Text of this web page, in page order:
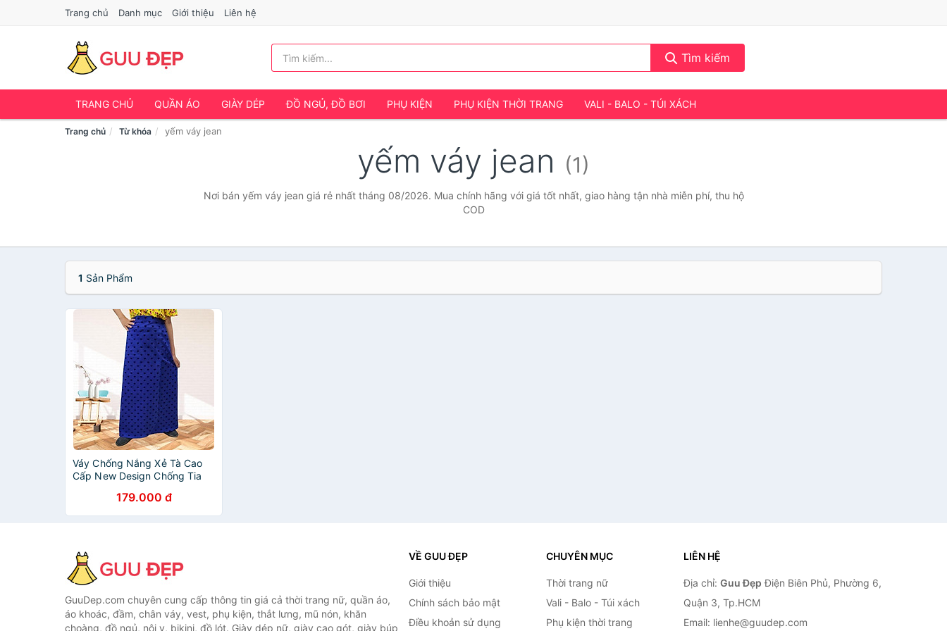
Trang chủ Danh mục Giới thiệu Liên hệ
Tìm kiếm
TRANG CHỦ QUẦN ÁO GIÀY DÉP ĐỒ NGỦ, ĐỒ BƠI PHỤ KIỆN PHỤ KIỆN THỜI TRANG VALI - BALO - TÚI XÁCH
Trang chủ Từ khóa yếm váy jean
yếm váy jean (1)
Nơi bán yếm váy jean giá rẻ nhất tháng 08/2026. Mua chính hãng với giá tốt nhất, giao hàng tận nhà miễn phí, thu hộ
COD
1 Sản Phẩm
Váy Chống Nắng Xẻ Tà Cao
Cấp New Design Chống Tia
Thoáng mát (Freesize 40-75
kg) VCN001
179.000 đ
GuuDep.com chuyên cung cấp thông tin giá cả thời trang nữ, quần áo,
áo khoác, đầm, chân váy, vest, phụ kiện, thắt lưng, mũ nón, khăn
choàng, đồ ngủ, nội y, bikini, đồ lót. Giày dép nữ, giày cao gót, giày búp
VỀ GUU ĐẸP
Giới thiệu
Chính sách bảo mật
Điều khoản sử dụng
CHUYÊN MỤC
Thời trang nữ
Vali - Balo - Túi xách
Phụ kiện thời trang
LIÊN HỆ
Địa chỉ: Guu Đẹp Điện Biên Phủ, Phường 6,
Quận 3, Tp.HCM
Email: lienhe@guudep.com